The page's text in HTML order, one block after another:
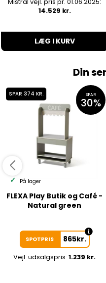
14.529 kr.
LÆG I KURV
Din
SPAR 374 KR. SPAR
30%
På lager
FLEXA Play Butik og Café -
Natural green
SPOTPRIS 865kr.
Vejl. udsalgspris: 1.239 kr.